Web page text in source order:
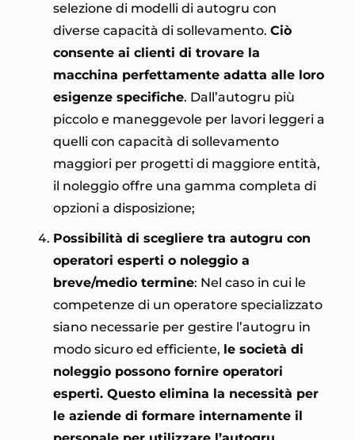
selezione di modelli di autogru con
diverse capacità di sollevamento. Ciò
consente ai clienti di trovare la
macchina perfettamente adatta alle loro
esigenze specifiche. Dall’autogru più
piccolo e maneggevole per lavori leggeri a
quelli con capacità di sollevamento
maggiori per progetti di maggiore entità,
il noleggio offre una gamma completa di
opzioni a disposizione;
Possibilità di scegliere tra autogru con
operatori esperti o noleggio a
breve/medio termine: Nel caso in cui le
competenze di un operatore specializzato
siano necessarie per gestire l’autogru in
modo sicuro ed efficiente, le società di
noleggio possono fornire operatori
esperti. Questo elimina la necessità per
le aziende di formare internamente il